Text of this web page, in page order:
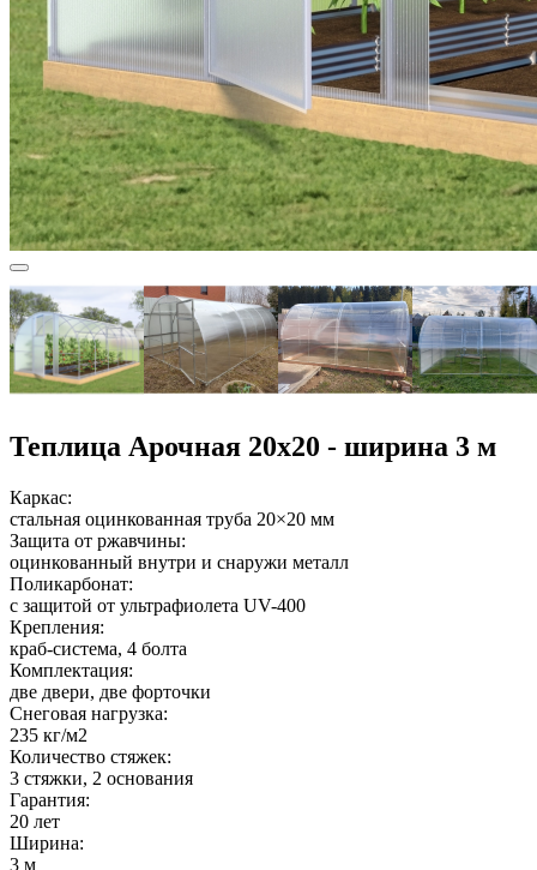
Теплица Арочная 20х20 - ширина 3 м
Каркас:
стальная оцинкованная труба 20×20 мм
Защита от ржавчины:
оцинкованный внутри и снаружи металл
Поликарбонат:
с защитой от ультрафиолета UV-400
Крепления:
краб-система, 4 болта
Комплектация:
две двери, две форточки
Снеговая нагрузка:
235 кг/м2
Количество стяжек:
3 стяжки, 2 основания
Гарантия:
20 лет
Ширина:
3 м